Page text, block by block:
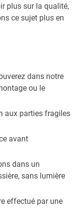
plus sur la qualité,
ce sujet plus en
dans notre
ou le
aux parties fragiles
avant
dans un
sans lumière
effectué par une